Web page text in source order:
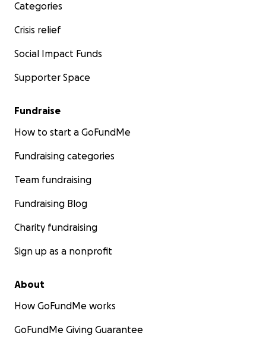
Categories
Crisis relief
Social Impact Funds
Supporter Space
Fundraise
How to start a GoFundMe
Fundraising categories
Team fundraising
Fundraising Blog
Charity fundraising
Sign up as a nonprofit
About
How GoFundMe works
GoFundMe Giving Guarantee